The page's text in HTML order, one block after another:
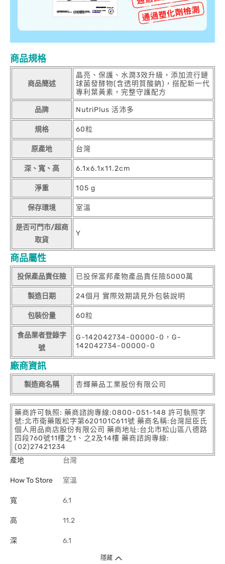
商品規格
商品簡述
晶亮、保護、水潤3效升級，添加流行鏈
球菌發酵物(含透明質酸鈉)，搭配新一代
專利葉黃素，完整守護配方
品牌 NutriPlus 活沛多
規格 60粒
原產地 台灣
深、寬、高 6.1x6.1x11.2cm
淨重 105 g
保存環境 室溫
是否可門市/超商
取貨
Y
商品屬性
投保產品責任險 已投保富邦產物產品責任險5000萬
製造日期 24個月 實際效期請見外包裝說明
包裝份量 60粒
食品業者登錄字
號
G-142042734-00000-0，G-
142042734-00000-0
廠商資訊
製造商名稱 杏輝藥品工業股份有限公司
藥商許可執照: 藥商諮詢專線:0800-051-148 許可執照字
號:北市衛藥販松字第620101C611號 藥商名稱:台灣屈臣氏
個人用品商店股份有限公司 藥商地址:台北市松山區八德路
四段760號11樓之1、之2及14樓 藥商諮詢專線:
(02)27421234
產地
台灣
How To Store 室溫
寬 6.1
高 11.2
深 6.1
隱藏